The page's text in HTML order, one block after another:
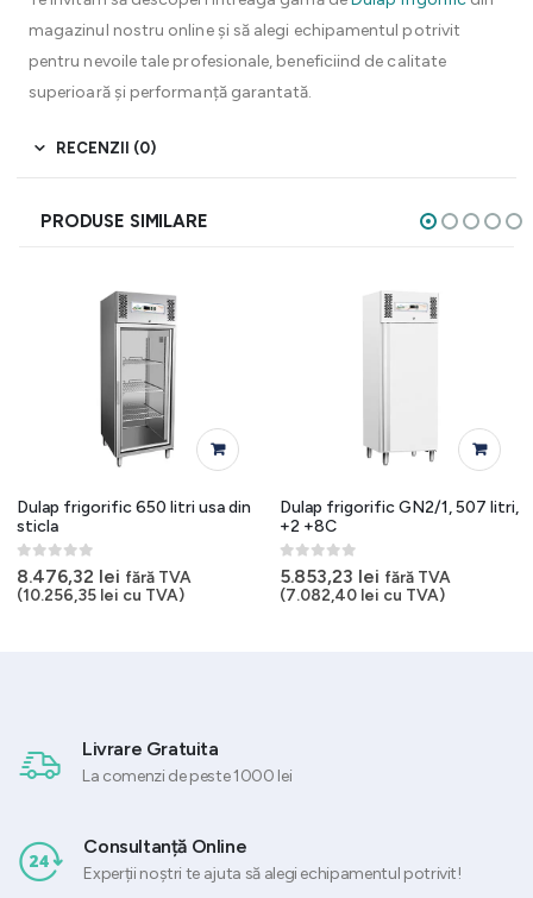
magazinul nostru online și să alegi echipamentul potrivit
pentru nevoile tale profesionale, beneficiind de calitate
superioară și performanță garantată.
RECENZII (0)
PRODUSE SIMILARE
Dulap frigorific 650 litri usa din
sticla
0out of 5
8.476,32 lei fără TVA
(10.256,35 lei cu TVA)
Dulap frigorific GN2/1, 507 litri,
+2 +8C
0out of 5
5.853,23 lei fără TVA
(7.082,40 lei cu TVA)
Livrare Gratuita
La comenzi de peste 1000 lei
Consultanță Online
Experții noștri te ajuta să alegi echipamentul potrivit!